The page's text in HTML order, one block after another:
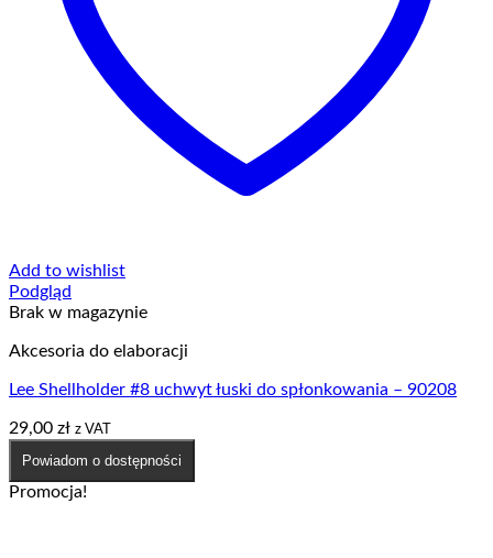
Add to wishlist
Podgląd
Brak w magazynie
Akcesoria do elaboracji
Lee Shellholder #8 uchwyt łuski do spłonkowania – 90208
29,00 zł z VAT
Powiadom o dostępności
Promocja!